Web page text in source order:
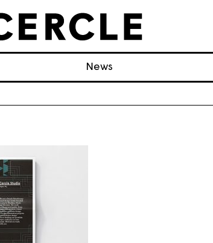
News